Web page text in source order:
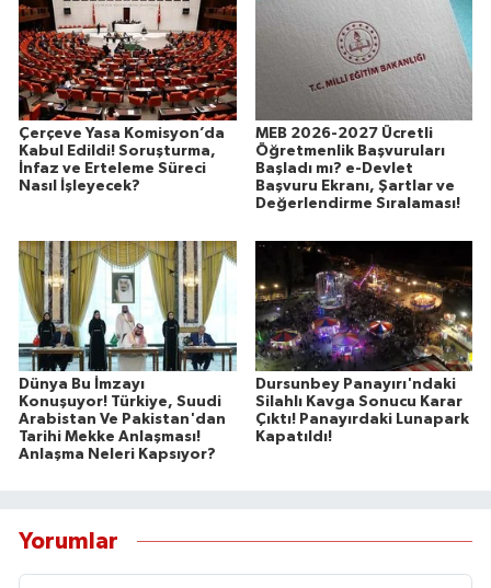
Çerçeve Yasa Komisyon’da
Kabul Edildi! Soruşturma,
İnfaz ve Erteleme Süreci
Nasıl İşleyecek?
MEB 2026-2027 Ücretli
Öğretmenlik Başvuruları
Başladı mı? e-Devlet
Başvuru Ekranı, Şartlar ve
Değerlendirme Sıralaması!
Dünya Bu İmzayı
Konuşuyor! Türkiye, Suudi
Arabistan Ve Pakistan'dan
Tarihi Mekke Anlaşması!
Anlaşma Neleri Kapsıyor?
Dursunbey Panayırı'ndaki
Silahlı Kavga Sonucu Karar
Çıktı! Panayırdaki Lunapark
Kapatıldı!
Yorumlar